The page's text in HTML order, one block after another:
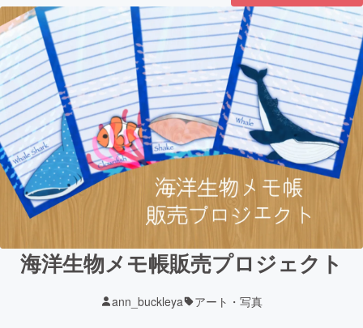
海洋生物メモ帳販売プロジェクト
ann_buckleya アート・写真